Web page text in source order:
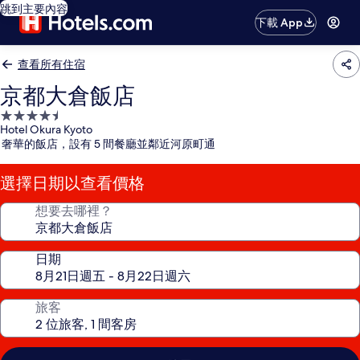
跳到主要內容
下載 App
查看所有住宿
京都大倉飯店
4.5
星
級
住
宿
Hotel Okura Kyoto
奢華的飯店，設有 5 間餐廳並鄰近河原町通
選擇日期以查看價格
想要去哪裡？
日期
旅客